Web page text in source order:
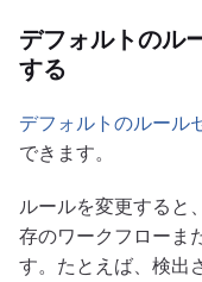
デフォルトのル
する
デフォルトのルール
できます。
ルールを変更すると
存のワークフローま
す。たとえば、検出